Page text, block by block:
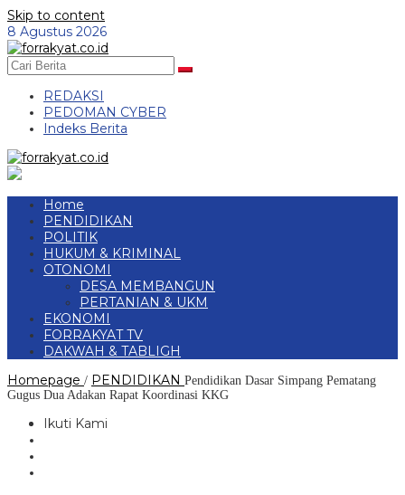
Skip to content
8 Agustus 2026
REDAKSI
PEDOMAN CYBER
Indeks Berita
Home
PENDIDIKAN
POLITIK
HUKUM & KRIMINAL
OTONOMI
DESA MEMBANGUN
PERTANIAN & UKM
EKONOMI
FORRAKYAT TV
DAKWAH & TABLIGH
Homepage / PENDIDIKAN Pendidikan Dasar Simpang Pematang
Gugus Dua Adakan Rapat Koordinasi KKG
Ikuti Kami